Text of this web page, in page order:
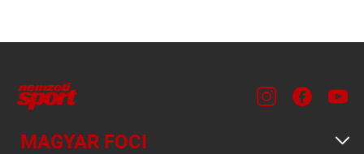
MAGYAR FOCI